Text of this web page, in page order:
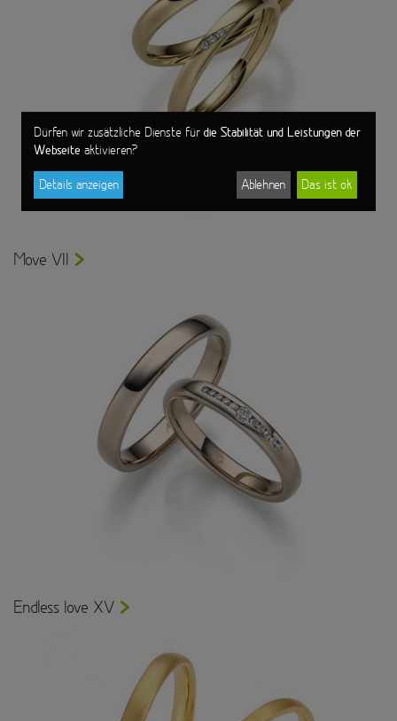
Move VII
Endless love XV
Dürfen wir zusätzliche Dienste für die Stabilität und Leistungen der
Webseite aktivieren?
Details anzeigen Ablehnen Das ist ok